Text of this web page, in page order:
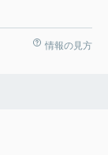
情報の見方